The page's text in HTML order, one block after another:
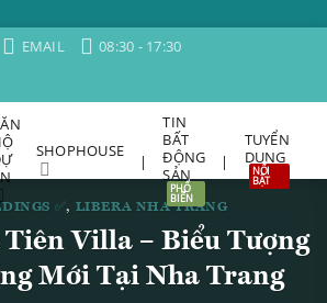
EMAIL
08:30 - 17:30
SHOPHOUSE
|
TIN
BẤT
ĐỘNG
SẢN
|
TUYỂN
DỤNG
✅, LIBERA NHA TRANG
Villa – Biểu Tượng
Mới Tại Nha Trang